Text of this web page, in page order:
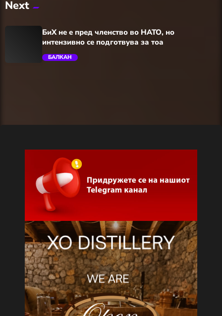
trending_flat
Next
БиХ не е пред членство во НАТО, но
интензивно се подготвува за тоа
БАЛКАН